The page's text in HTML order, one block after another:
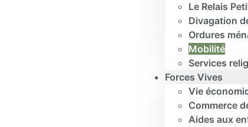
Le Relais
Divagation
Ordures
Mobilité
Services
Forces Vives
Vie
Commerce
Aides aux